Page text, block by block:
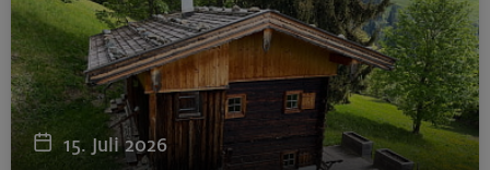
München
18.08.26
Fahrtechnik II - Advanced - Kompakt
15. Juli 2026